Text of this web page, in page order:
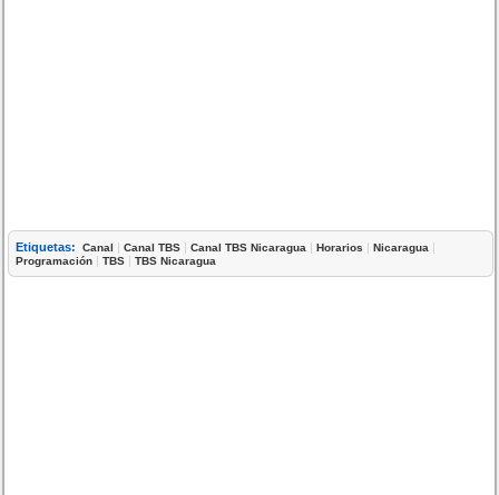
Etiquetas: Canal |Canal TBS |Canal TBS Nicaragua |Horarios |Nicaragua |
Programación |TBS |TBS Nicaragua